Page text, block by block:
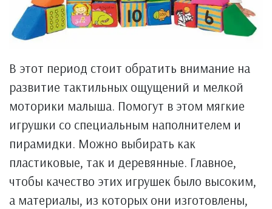
В этот период стоит обратить внимание на
развитие тактильных ощущений и мелкой
моторики малыша. Помогут в этом мягкие
игрушки со специальным наполнителем и
пирамидки. Можно выбирать как
пластиковые, так и деревянные. Главное,
чтобы качество этих игрушек было высоким,
а материалы, из которых они изготовлены,